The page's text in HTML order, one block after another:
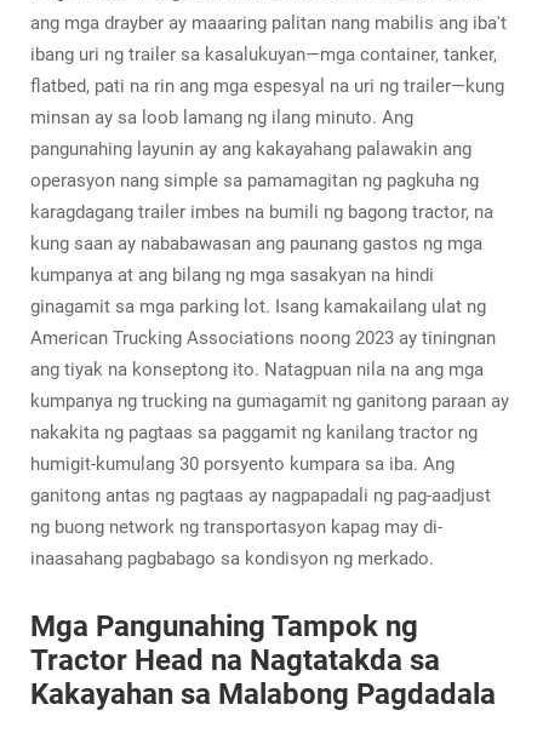
ang mga drayber ay maaaring palitan nang mabilis ang iba't
ibang uri ng trailer sa kasalukuyan—mga container, tanker,
flatbed, pati na rin ang mga espesyal na uri ng trailer—kung
minsan ay sa loob lamang ng ilang minuto. Ang
pangunahing layunin ay ang kakayahang palawakin ang
operasyon nang simple sa pamamagitan ng pagkuha ng
karagdagang trailer imbes na bumili ng bagong tractor, na
kung saan ay nababawasan ang paunang gastos ng mga
kumpanya at ang bilang ng mga sasakyan na hindi
ginagamit sa mga parking lot. Isang kamakailang ulat ng
American Trucking Associations noong 2023 ay tiningnan
ang tiyak na konseptong ito. Natagpuan nila na ang mga
kumpanya ng trucking na gumagamit ng ganitong paraan ay
nakakita ng pagtaas sa paggamit ng kanilang tractor ng
humigit-kumulang 30 porsyento kumpara sa iba. Ang
ganitong antas ng pagtaas ay nagpapadali ng pag-aadjust
ng buong network ng transportasyon kapag may di-
inaasahang pagbabago sa kondisyon ng merkado.
Mga Pangunahing Tampok ng
Tractor Head na Nagtatakda sa
Kakayahan sa Malabong Pagdadala